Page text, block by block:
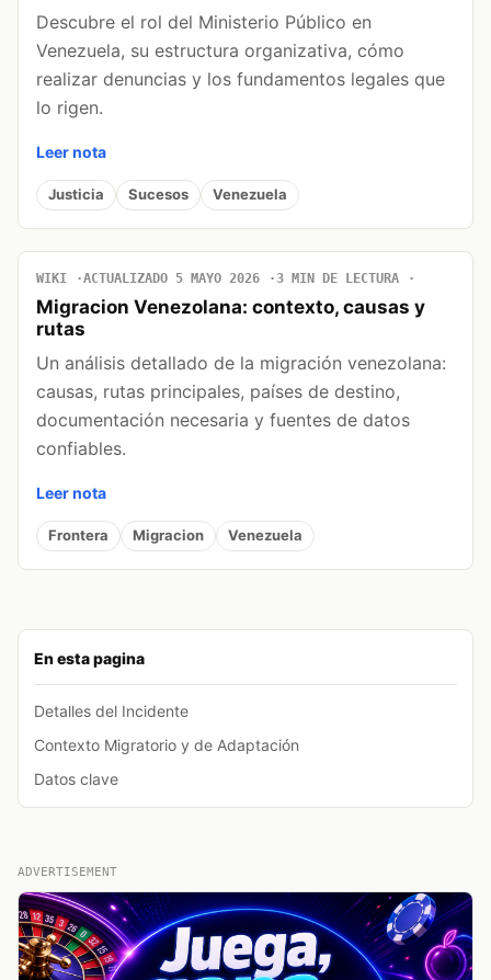
En esta pagina
Detalles del Incidente
Contexto Migratorio y de Adaptación
Datos clave
Descubre el rol del Ministerio Público en
Venezuela, su estructura organizativa, cómo
realizar denuncias y los fundamentos legales que
lo rigen.
Leer nota
Justicia Sucesos Venezuela
WIKI ACTUALIZADO 5 MAYO 2026 3 MIN DE LECTURA
Migracion Venezolana: contexto, causas y
rutas
Un análisis detallado de la migración venezolana:
causas, rutas principales, países de destino,
documentación necesaria y fuentes de datos
confiables.
Leer nota
Frontera Migracion Venezuela
ADVERTISEMENT